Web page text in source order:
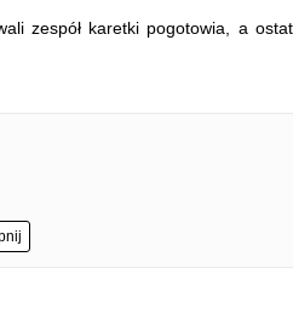
zespół karetki pogotowia, a